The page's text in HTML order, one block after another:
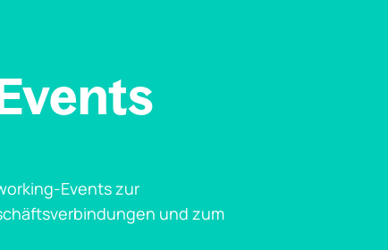
Events zur
und zum